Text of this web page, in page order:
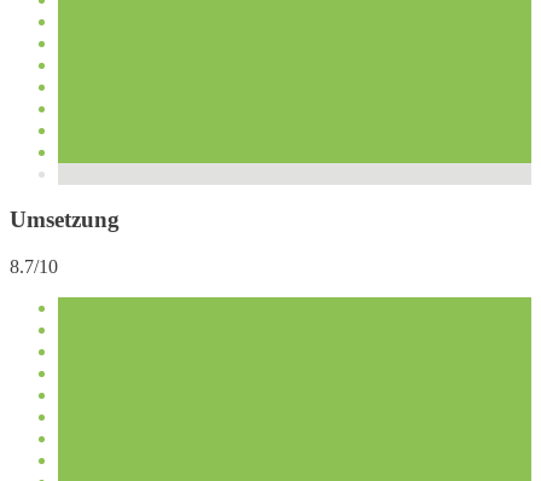
Umsetzung
8.7/10